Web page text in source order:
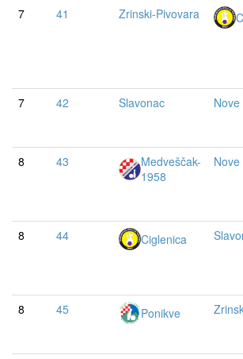
7 41 Zrinski-Pivovara
7 42 Slavonac
8 43
Medveščak-
1958
8 44 Ciglenica
8 45 Ponikve